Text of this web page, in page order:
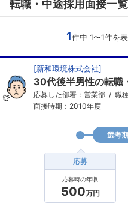
転職・中途採用面接一覧
1件中 1〜1件を
[新和環境株式会社]
30代後半男性の転職
応募した部署：営業部
職
面接時期：2010年度
選考
応募
応募時の年収
500万円